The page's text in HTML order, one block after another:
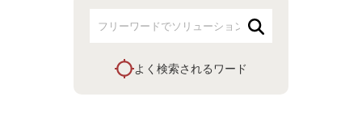
よく検索されるワード